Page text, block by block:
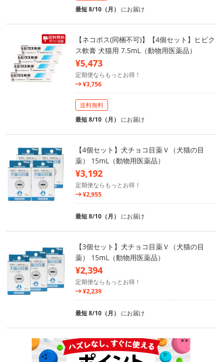
最短 8/10（月） にお届け
【ネコポス(同梱不可)】【4個セット】ヒビク
ス軟膏 犬猫用 7.5mL（動物用医薬品）
¥5,473
定期便ならもっとお得！
¥3,756
送料無料
最短 8/10（月） にお届け
【4個セット】犬チョコ目薬Ｖ（犬猫の目
薬） 15mL（動物用医薬品）
¥3,192
定期便ならもっとお得！
¥2,955
最短 8/10（月） にお届け
【3個セット】犬チョコ目薬Ｖ（犬猫の目
薬） 15mL（動物用医薬品）
¥2,394
定期便ならもっとお得！
¥2,239
最短 8/10（月） にお届け